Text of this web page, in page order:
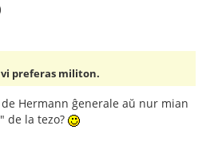
preferas militon.
Hermann ĝenerale aŭ nur mian
de la tezo?